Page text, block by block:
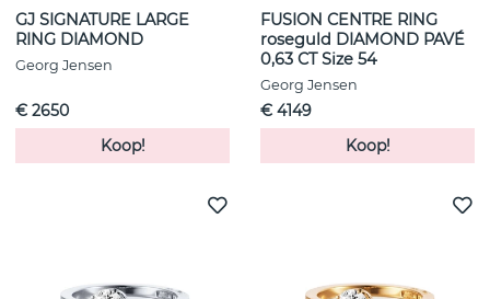
GJ SIGNATURE LARGE
RING DIAMOND
Georg Jensen
€ 2650
Koop!
FUSION CENTRE RING
roseguld DIAMOND PAVÉ
0,63 CT Size 54
Georg Jensen
€ 4149
Koop!